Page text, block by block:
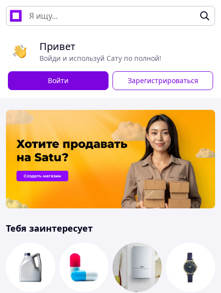
Привет
Войди и используй Сату по полной!
Войти Зарегистрироваться
Тебя заинтересует